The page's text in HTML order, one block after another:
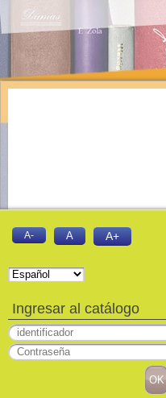
A- A A+
Ingresar al catálogo